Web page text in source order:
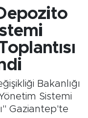
Bakanlığı
Sistemi
Gaziantep'te